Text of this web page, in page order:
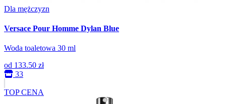
Dla mężczyzn
Versace Pour Homme Dylan Blue
Woda toaletowa 30 ml
od 133.50 zł
33
TOP CENA